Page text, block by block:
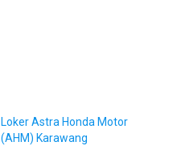
Loker Astra Honda Motor
(AHM) Karawang